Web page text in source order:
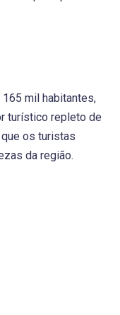
mil habitantes,
turístico repleto de
os turistas
da região.